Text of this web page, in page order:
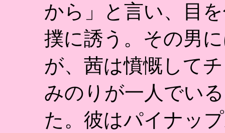
から」と言い、目
撲に誘う。その男
が、茜は憤慨して
みのりが一人でい
た。彼はパイナッ